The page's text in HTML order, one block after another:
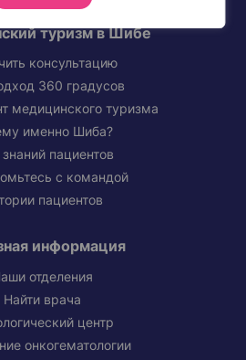
туризм в Шибе
консультацию
360 градусов
медицинского туризма
именно Шиба?
знаний пациентов
с командой
пациентов
информация
отделения
Найти врача
центр
онкогематологии